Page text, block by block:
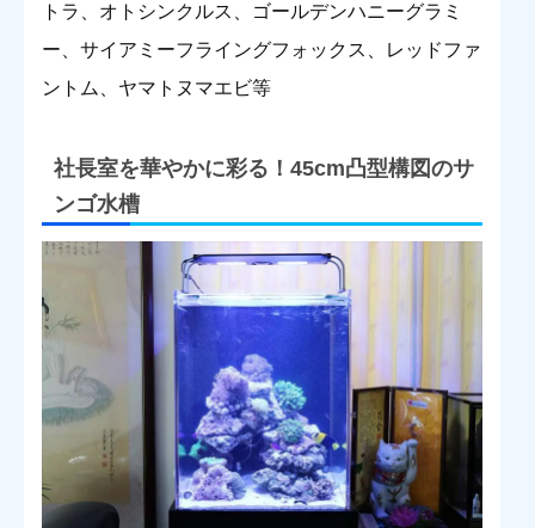
トラ、オトシンクルス、ゴールデンハニーグラミ
ー、サイアミーフライングフォックス、レッドファ
ントム、ヤマトヌマエビ等
社長室を華やかに彩る！45cm凸型構図のサ
ンゴ水槽